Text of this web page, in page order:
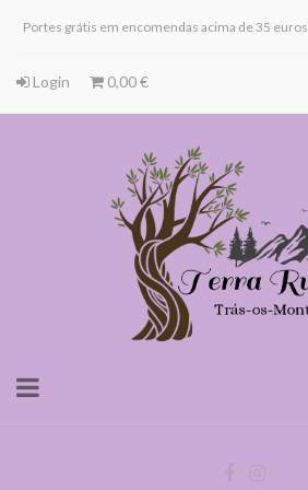
Portes grátis em encomendas acima de 35
Login 0,00 €
Toggle